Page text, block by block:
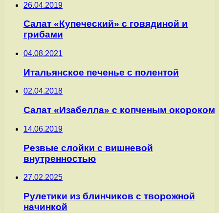
26.04.2019
Салат «Купеческий» с говядиной и
грибами
04.08.2021
Итальянское печенье с полентой
02.04.2018
Салат «Изабелла» с копченым окороком
14.06.2019
Резвые слойки с вишневой
внутренностью
27.02.2025
Рулетики из блинчиков с творожной
начинкой